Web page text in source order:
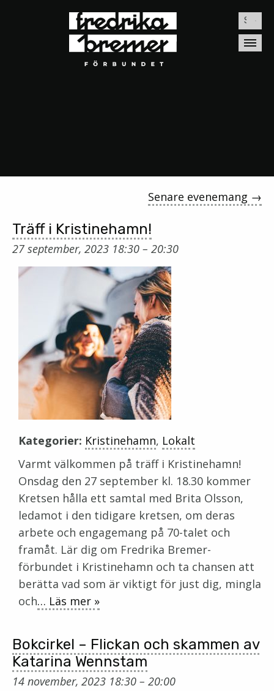
Sök
efter:
Senare evenemang →
Träff i Kristinehamn!
27 september, 2023 18:30 – 20:30
Kategorier: Kristinehamn, Lokalt
Varmt välkommen på träff i Kristinehamn!
Onsdag den 27 september kl. 18.30 kommer
Kretsen hålla ett samtal med Brita Olsson,
ledamot i den tidigare kretsen, om deras
arbete och engagemang på 70-talet och
framåt. Lär dig om Fredrika Bremer-
förbundet i Kristinehamn och ta chansen att
berätta vad som är viktigt för just dig, mingla
och… Läs mer »
Bokcirkel – Flickan och skammen av
Katarina Wennstam
14 november, 2023 18:30 – 20:00